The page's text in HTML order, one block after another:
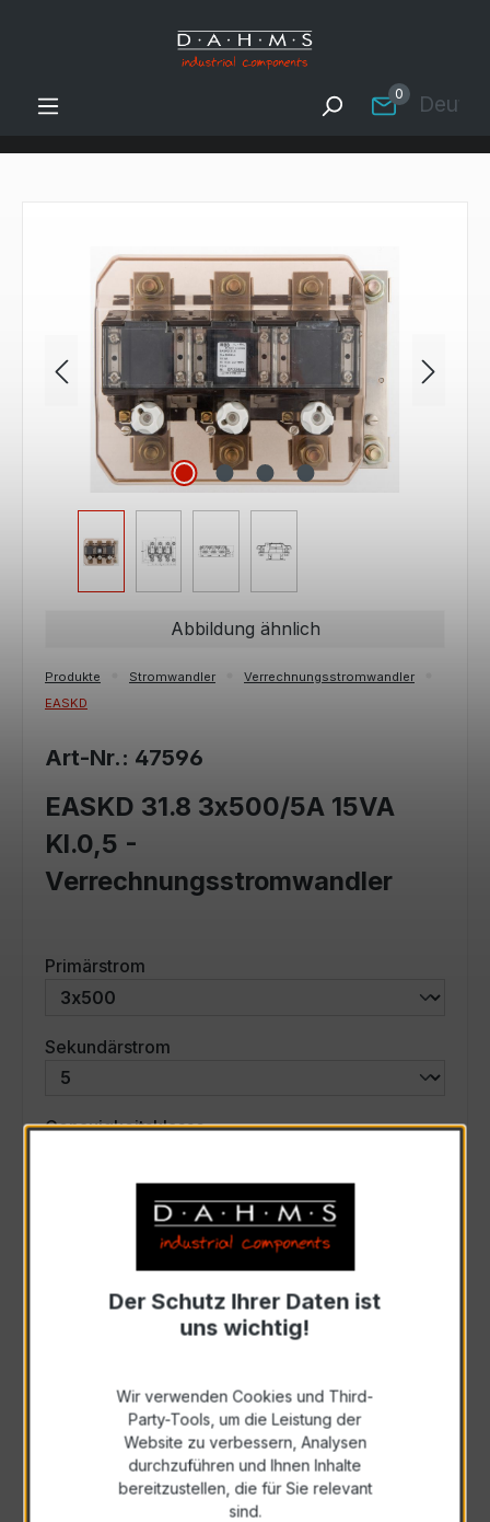
Zum Hauptinhalt springen
0
Bildergalerie überspringen
Abbildung ähnlich
Produkte Stromwandler
Verrechnungsstromwandler
EASKD
Art-Nr.: 47596
EASKD 31.8 3x500/5A 15VA
Kl.0,5 -
Verrechnungsstromwandler
Primärstrom
Sekundärstrom
Genauigkeitsklasseauswählen
Scheinleistung (VA)auswählen
Auswahl zurücksetzen
Anfrage schriftlich
Als PDF exportieren
Der Schutz Ihrer Daten ist
uns wichtig!
Wir verwenden Cookies und Third-
Party-Tools, um die Leistung der
Website zu verbessern, Analysen
durchzuführen und Ihnen Inhalte
bereitzustellen, die für Sie relevant
sind.